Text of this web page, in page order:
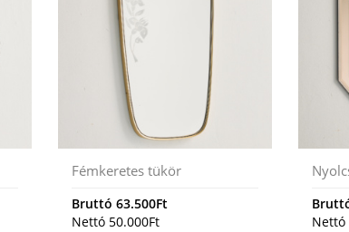
Fémkeretes tükör
Bruttó63.500Ft
Nettó 50.000Ft
Nettó